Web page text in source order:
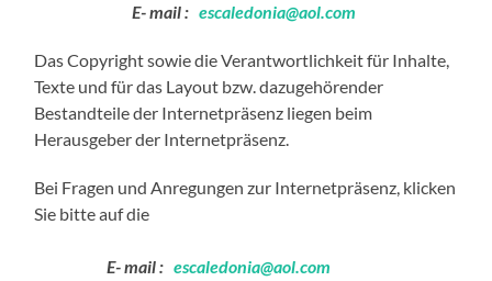
E- mail :escaledonia@aol.com
Das Copyright sowie die Verantwortlichkeit für Inhalte,
Texte und für das Layout bzw. dazugehörender
Bestandteile der Internetpräsenz liegen beim
Herausgeber der Internetpräsenz.
Bei Fragen und Anregungen zur Internetpräsenz, klicken
Sie bitte auf die
E- mail :escaledonia@aol.com